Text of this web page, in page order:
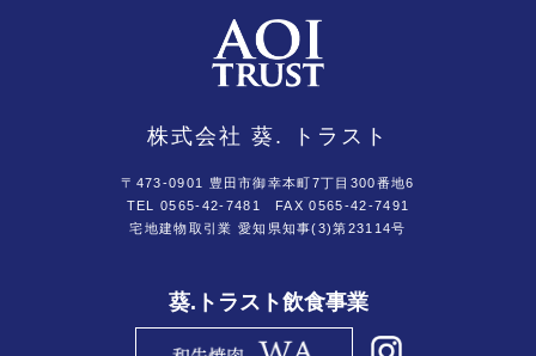
株式会社 葵. トラスト
〒473-0901 豊田市御幸本町7丁目300番地6
TEL 0565-42-7481
FAX 0565-42-7491
宅地建物取引業 愛知県知事(3)第23114号
葵.トラスト飲食事業